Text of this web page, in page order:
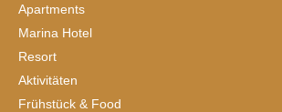
Apartments
Marina Hotel
Resort
Aktivitäten
Frühstück & Food